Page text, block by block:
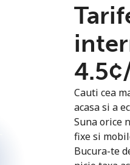
Logheaza-te
Inregistreaza-te cu
Cauti cea
acasa si a
Suna orice
fixe si
Bucura-te